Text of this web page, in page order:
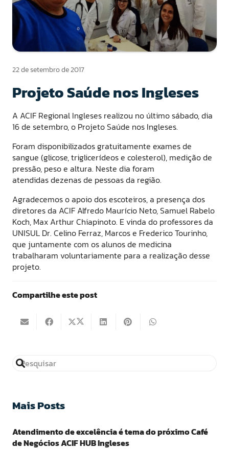
22 de setembro de 2017
Projeto Saúde nos Ingleses
A ACIF Regional Ingleses realizou no último sábado, dia
16 de setembro, o Projeto Saúde nos Ingleses.
Foram disponibilizados gratuitamente exames de
sangue (glicose, triglicerídeos e colesterol), medição de
pressão, peso e altura. Neste dia foram
atendidas dezenas de pessoas da região.
Agradecemos o apoio dos escoteiros, a presença dos
diretores da ACIF Alfredo Maurício Neto, Samuel Rabelo
Koch, Max Arthur Chiapinoto. E vinda do professores da
UNISUL Dr. Celino Ferraz, Marcos e Frederico Tourinho,
que juntamente com os alunos de medicina
trabalharam voluntariamente para a realização desse
projeto.
Compartilhe este post
Mais Posts
Atendimento de excelência é tema do próximo Café
de Negócios ACIF HUB Ingleses